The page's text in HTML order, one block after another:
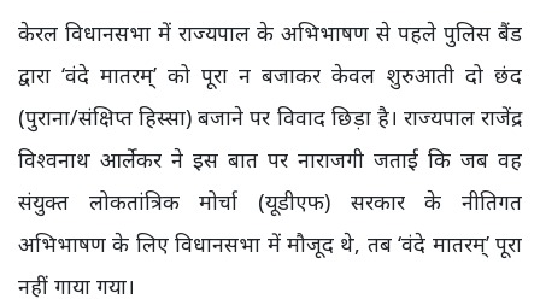
केरल विधानसभा में राज्यपाल के अभिभाषण से पहले पुलिस बैंड
द्वारा ‘वंदे मातरम्’ को पूरा न बजाकर केवल शुरुआती दो छंद
(पुराना/संक्षिप्त हिस्सा) बजाने पर विवाद छिड़ा है। राज्यपाल राजेंद्र
विश्वनाथ आर्लेकर ने इस बात पर नाराजगी जताई कि जब वह
संयुक्त लोकतांत्रिक मोर्चा (यूडीएफ) सरकार के नीतिगत
अभिभाषण के लिए विधानसभा में मौजूद थे, तब ‘वंदे मातरम्’ पूरा
नहीं गाया गया।